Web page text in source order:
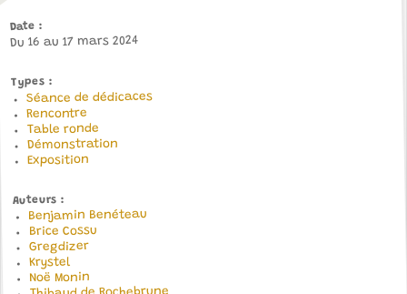
Date
Du 16 au 17 mars 2024
Types
Séance de dédicaces
Rencontre
Table ronde
Démonstration
Exposition
Auteurs
Benjamin Benéteau
Brice Cossu
Gregdizer
Krystel
Noë Monin